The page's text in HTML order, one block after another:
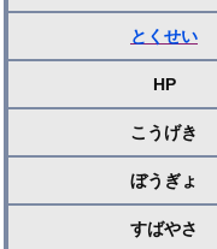
とくせい
HP
こうげき
ぼうぎょ
すばやさ